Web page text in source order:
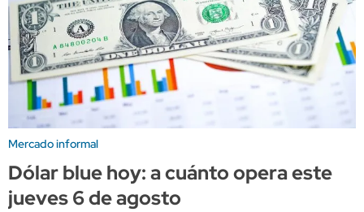
Mercado informal
Dólar blue hoy: a cuánto opera este
jueves 6 de agosto